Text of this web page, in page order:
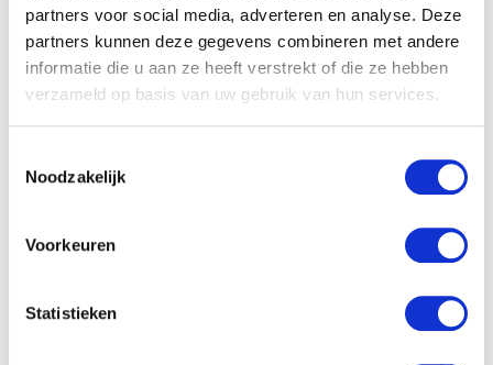
partners voor social media, adverteren en analyse. Deze
partners kunnen deze gegevens combineren met andere
informatie die u aan ze heeft verstrekt of die ze hebben
verzameld op basis van uw gebruik van hun services.
Noodzakelijk
Voorkeuren
Statistieken
JOSJE HUISMAN SHOWT
BABYBUIK OP IBIZA
PRACHTIGE FOTO MET BABY